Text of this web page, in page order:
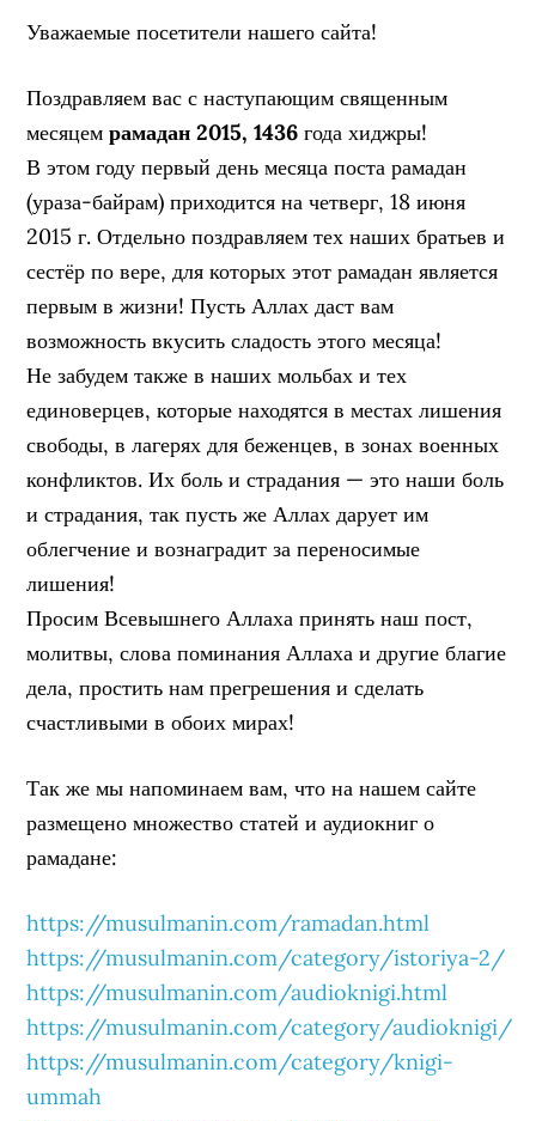
Уважаемые посетители нашего сайта!
Поздравляем вас с наступающим священным
месяцемрамадан 2015, 1436 года хиджры!
В этом году первый день месяца поста рамадан
(ураза-байрам) приходится на четверг, 18 июня
2015 г. Отдельно поздравляем тех наших братьев и
сестёр по вере, для которых этот рамадан является
первым в жизни! Пусть Аллах даст вам
возможность вкусить сладость этого месяца!
Не забудем также в наших мольбах и тех
единоверцев, которые находятся в местах лишения
свободы, в лагерях для беженцев, в зонах военных
конфликтов. Их боль и страдания — это наши боль
и страдания, так пусть же Аллах дарует им
облегчение и вознаградит за переносимые
лишения!
Просим Всевышнего Аллаха принять наш пост,
молитвы, слова поминания Аллаха и другие благие
дела, простить нам прегрешения и сделать
счастливыми в обоих мирах!
Так же мы напоминаем вам, что на нашем сайте
размещено множество статей и аудиокниг о
рамадане:
https://musulmanin.com/ramadan.html
https://musulmanin.com/category/istoriya-2/
https://musulmanin.com/audioknigi.html
https://musulmanin.com/category/audioknigi/
https://musulmanin.com/category/knigi-
ummah